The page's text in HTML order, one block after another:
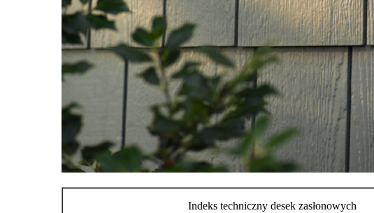
Indeks techniczny desek zasłonowych